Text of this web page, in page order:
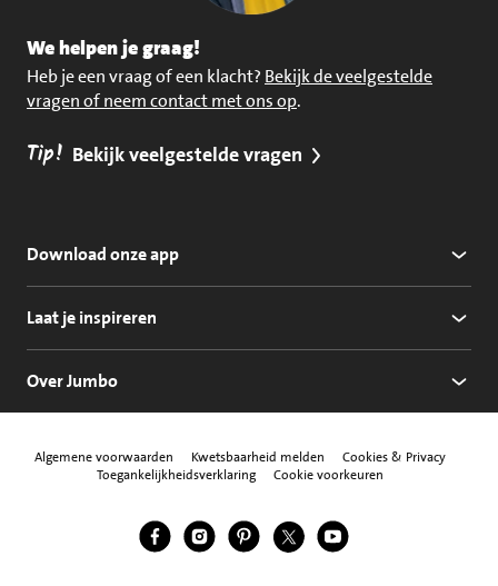
We helpen je graag!
Heb je een vraag of een klacht? Bekijk de veelgestelde
vragen of neem contact met ons op.
Tip! Bekijk veelgestelde vragen
Download onze app
Laat je inspireren
Over Jumbo
Algemene voorwaarden Kwetsbaarheid melden
Cookies & Privacy
Toegankelijkheidsverklaring
Cookie voorkeuren
Volg ons
Jumbo Facebook
Jumbo Instagram
Jumbo Pinterest
Jumbo Twitter
Jumbo YouTube